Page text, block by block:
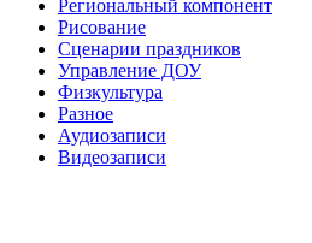
Региональный компонент
Рисование
Сценарии праздников
Управление ДОУ
Физкультура
Разное
Аудиозаписи
Видеозаписи